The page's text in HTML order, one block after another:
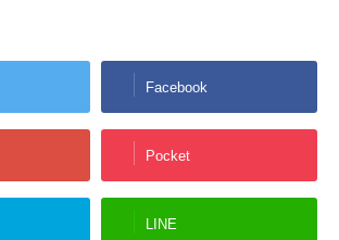
Facebook
Pocket
LINE